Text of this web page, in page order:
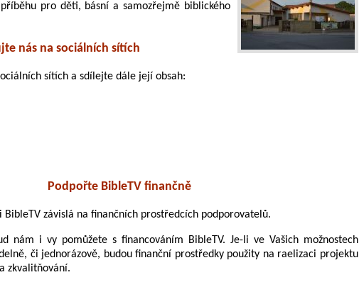
pro děti, básní a samozřejmě biblického
nás na sociálních sítích
sítích a sdílejte dále její obsah:
Podpořte BibleTV finančně
BibleTV závislá na finančních prostředcích podporovatelů.
nám i vy pomůžete s financováním BibleTV. Je-li ve Vašich možnostech
či jednorázově, budou finanční prostředky použity na raelizaci projektu
zkvalitňování.